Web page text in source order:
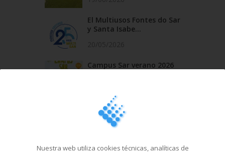
El Multiusos Fontes do Sar
y Santa Isabe...
Campus Sar verano 2026
Cursos de natación en
Santa Isabel del 1...
Nuestra web utiliza cookies técnicas, analíticas de